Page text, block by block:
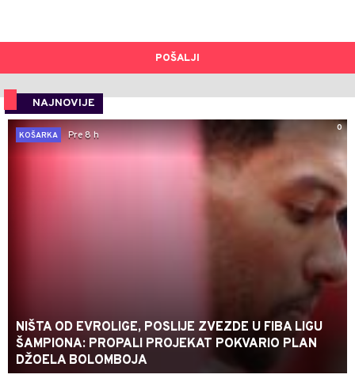
POŠALJI
NAJNOVIJE
0
KOŠARKA
Pre 8 h
NIŠTA OD EVROLIGE, POSLIJE ZVEZDE U FIBA LIGU
ŠAMPIONA: PROPALI PROJEKAT POKVARIO PLAN
DŽOELA BOLOMBOJA